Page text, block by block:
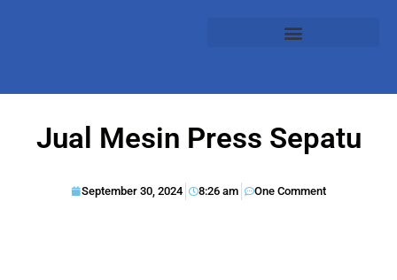
Jual Mesin Press Sepatu
September 30, 2024 8:26 am One Comment